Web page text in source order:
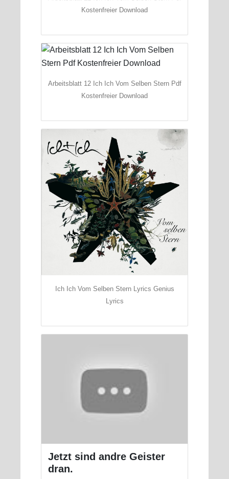
Kostenfreier Download
Arbeitsblatt 12 Ich Ich Vom Selben Stern Pdf
Kostenfreier Download
Ich Ich Vom Selben Stern Lyrics Genius
Lyrics
Jetzt sind andre Geister
dran.